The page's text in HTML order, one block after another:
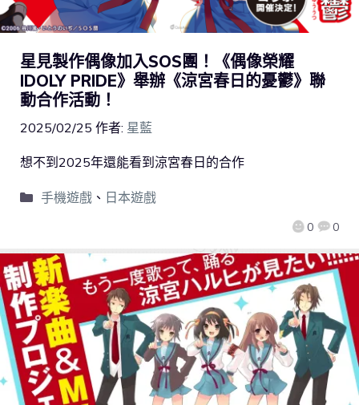
星見製作偶像加入SOS團！《偶像榮耀
IDOLY PRIDE》舉辦《涼宮春日的憂鬱》聯
動合作活動！
2025/02/25 作者: 星藍
0 0
想不到2025年還能看到涼宮春日的合作
手機遊戲、 日本遊戲